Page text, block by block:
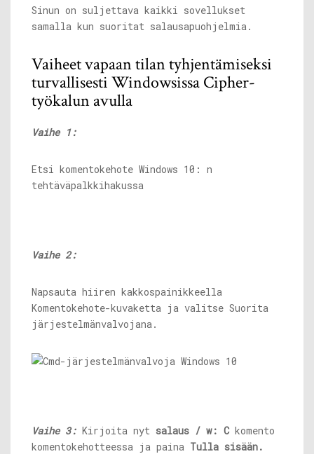
Sinun on suljettava kaikki sovellukset
samalla kun suoritat salausapuohjelmia.
Vaiheet vapaan tilan tyhjentämiseksi
turvallisesti Windowsissa Cipher-
työkalun avulla
Vaihe 1:
Etsi komentokehote Windows 10: n
tehtäväpalkkihakussa
Vaihe 2:
Napsauta hiiren kakkospainikkeella
Komentokehote-kuvaketta ja valitse Suorita
järjestelmänvalvojana.
Vaihe 3: Kirjoita nyt salaus / w: Ckomento
komentokehotteessa ja paina Tulla sisään.